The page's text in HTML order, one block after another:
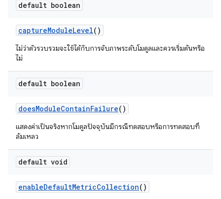
default boolean
captureModuleLevel()
ไม่ว่าตัวรวบรวมจะใช้ได้กับการจับภาพระดับโมดูลและควรเริ่มต้นหรือ
ไม่
default boolean
doesModuleContainFailure()
แสดงค่าเป็นจริงหากโมดูลปัจจุบันมีกรณีทดสอบหรือการทดสอบที่
ล้มเหลว
default void
enableDefaultMetricCollection()